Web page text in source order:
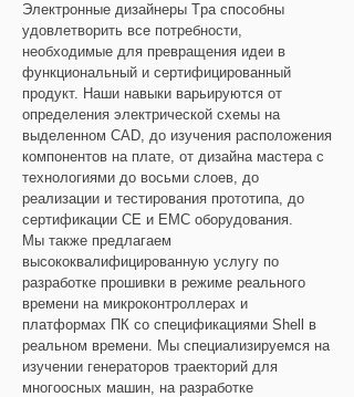
Электронные дизайнеры Tpa способны
удовлетворить все потребности,
необходимые для превращения идеи в
функциональный и сертифицированный
продукт. Наши навыки варьируются от
определения электрической схемы на
выделенном CAD, до изучения расположения
компонентов на плате, от дизайна мастера с
технологиями до восьми слоев, до
реализации и тестирования прототипа, до
сертификации CE и EMC оборудования.
Мы также предлагаем
высококвалифицированную услугу по
разработке прошивки в режиме реального
времени на микроконтроллерах и
платформах ПК со спецификациями Shell в
реальном времени. Мы специализируемся на
изучении генераторов траекторий для
многоосных машин, на разработке